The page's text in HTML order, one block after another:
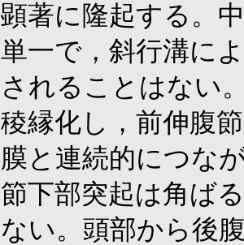
顕著に隆起する。
単一で，斜行溝に
されることはない
稜縁化し，前伸腹
膜と連続的につな
節下部突起は角ば
ない。頭部から後